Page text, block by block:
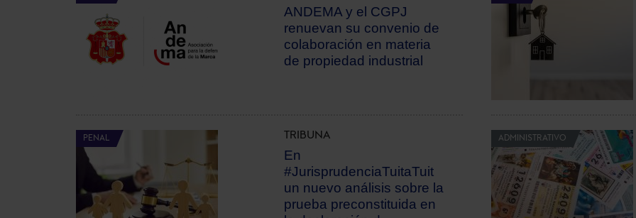
ANDEMA y el CGPJ
renuevan su convenio de
colaboración en materia
de propiedad industrial
PENAL TRIBUNA
En
#JurisprudenciaTuitaTuit
un nuevo análisis sobre la
prueba preconstituida en
ADMINISTRATIVO